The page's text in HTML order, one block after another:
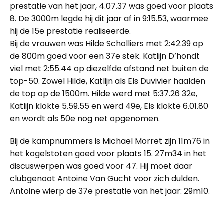
prestatie van het jaar, 4.07.37 was goed voor plaats
8. De 3000m legde hij dit jaar af in 9:15.53, waarmee
hij de 15e prestatie realiseerde.
Bij de vrouwen was Hilde Scholliers met 2:42.39 op
de 800m goed voor een 37e stek. Katlijn D’hondt
viel met 2:55.44 op diezelfde afstand net buiten de
top-50. Zowel Hilde, Katlijn als Els Duvivier haalden
de top op de 1500m. Hilde werd met 5:37.26 32e,
Katlijn klokte 5.59.55 en werd 49e, Els klokte 6.01.80
en wordt als 50e nog net opgenomen.
Bij de kampnummers is Michael Morret zijn 11m76 in
het kogelstoten goed voor plaats 15. 27m34 in het
discuswerpen was goed voor 47. Hij moet daar
clubgenoot Antoine Van Gucht voor zich dulden.
Antoine wierp de 37e prestatie van het jaar: 29m10.